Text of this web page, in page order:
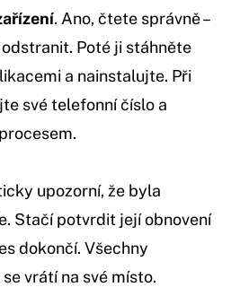
. Ano, čtete správně –
Poté ji stáhněte
a nainstalujte. Při
své telefonní číslo a
upozorní, že byla
Stačí potvrdit její obnovení
dokončí. Všechny
vrátí na své místo.